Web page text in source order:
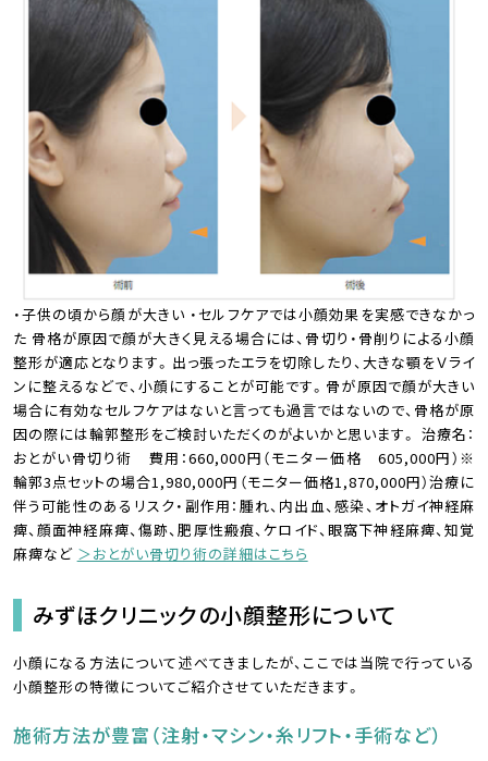
・子供の頃から顔が大きい ・セルフケアでは小顔効果を実感できなかっ
た 骨格が原因で顔が大きく見える場合には、骨切り・骨削りによる小顔
整形が適応となります。出っ張ったエラを切除したり、大きな顎をＶライ
ンに整えるなどで、小顔にすることが可能です。骨が原因で顔が大きい
場合に有効なセルフケアはないと言っても過言ではないので、骨格が原
因の際には輪郭整形をご検討いただくのがよいかと思います。 治療名：
おとがい骨切り術 費用：660,000円（モニター価格 605,000円）※
輪郭3点セットの場合1,980,000円（モニター価格1,870,000円）治療に
伴う可能性のあるリスク・副作用：腫れ、内出血、感染、オトガイ神経麻
痺、顔面神経麻痺、傷跡、肥厚性瘢痕、ケロイド、眼窩下神経麻痺、知覚
麻痺など ＞おとがい骨切り術の詳細はこちら
みずほクリニックの小顔整形について
小顔になる方法について述べてきましたが、ここでは当院で行っている
小顔整形の特徴についてご紹介させていただきます。
施術方法が豊富（注射・マシン・糸リフト・手術など）